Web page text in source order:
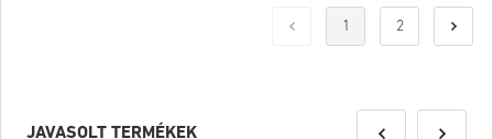
1 2
JAVASOLT TERMÉKEK